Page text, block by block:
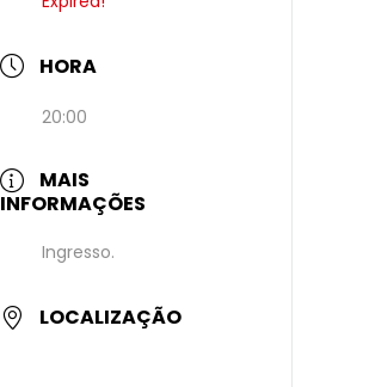
HORA
20:00
MAIS
INFORMAÇÕES
Ingresso.
LOCALIZAÇÃO